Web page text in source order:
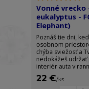
Vonné
eukalyptus -
Elephant)
Poznáš tie dni,
osobnom
chýba sviežosť a
nedokážeš udržať
interiér auta v
22 €/ks